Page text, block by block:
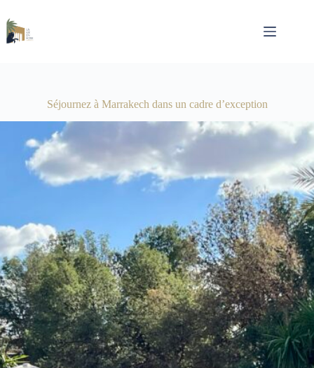
au
contenu
Séjournez à Marrakech dans un cadre d’exception